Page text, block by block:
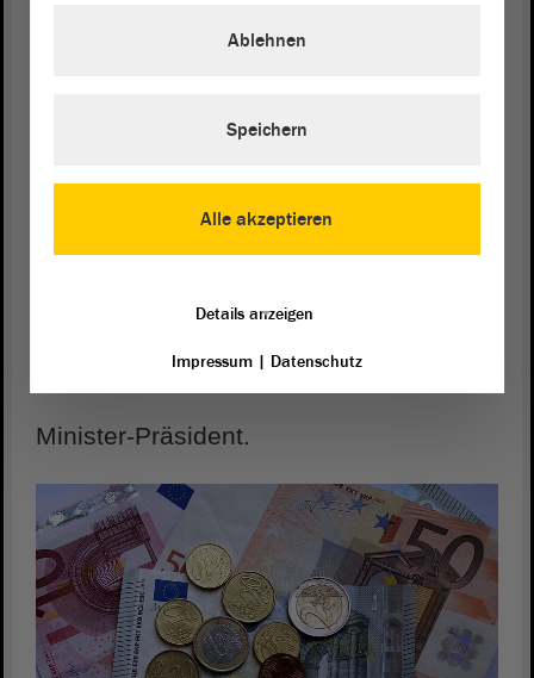
· Familien-Minister
Es gibt 9 Ministerien in Sachsen-Anhalt.
Der Chef von der Landes-Regierung
Minister-Präsident.
Alle akzeptieren
Ablehnen
Speichern
Details anzeigen
Impressum| Datenschutz